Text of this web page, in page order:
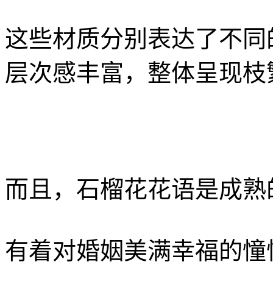
这些材质分别表达了不
层次感丰富，整体呈现
而且，石榴花花语是成
有着对婚姻美满幸福的憧